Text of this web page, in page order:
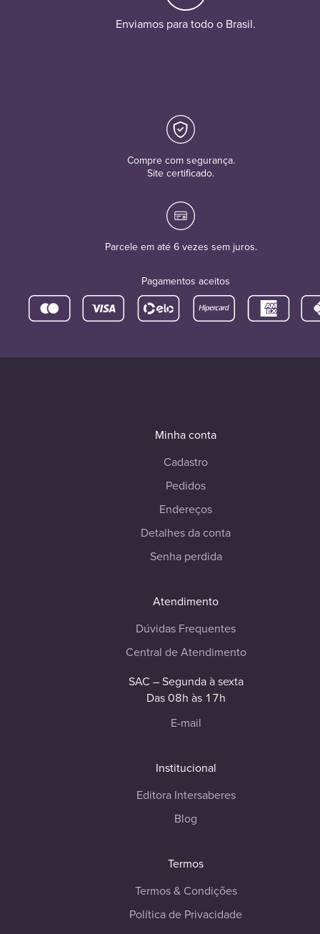
Enviamos para todo o Brasil.
Compre com segurança.
Site certificado.
Parcele em até 6 vezes sem juros.
Pagamentos aceitos
Minha conta
Cadastro
Pedidos
Endereços
Detalhes da conta
Senha perdida
Atendimento
Dúvidas Frequentes
Central de Atendimento
SAC – Segunda à sexta
Das 08h às 17h
E-mail
Institucional
Editora Intersaberes
Blog
Termos
Termos & Condições
Política de Privacidade